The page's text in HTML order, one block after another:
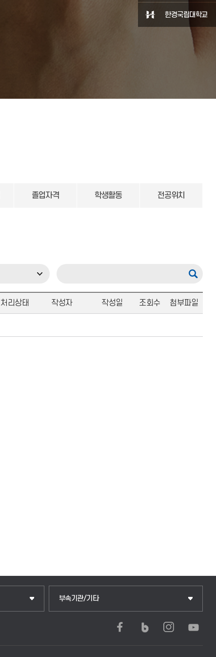
한경국립대학교
졸업자격 학생활동 전공위치
처리상태 작성자 작성일 조회수 첨부파일
부속기관/기타
중앙도서관